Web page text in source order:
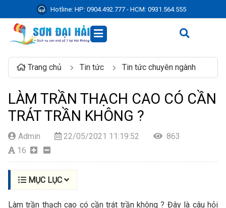
Hotline: HP: 0904.492.777 - HCM: 0931.564.555
Trang chủ Tin tức Tin tức chuyên ngành
LÀM TRẦN THẠCH CAO CÓ CẦN
TRÁT TRẦN KHÔNG ?
Admin 22/05/2021 11:19:52
863
16
MỤC LỤC
Làm trần thạch cao có cần trát trần không ? Đây là câu hỏi